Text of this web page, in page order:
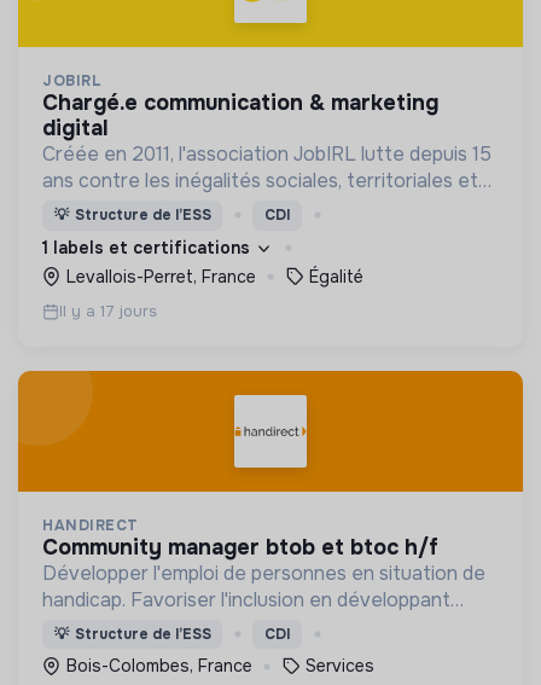
JOBIRL
chargé.e communication & marketing
digital
Créée en 2011, l'association JobIRL lutte depuis 15
ans contre les inégalités sociales, territoriales et
de genre dans l’orientation et l’insertion
professionnelle.
💡 Structure de l’ESS CDI
1 labels et certifications
Levallois-Perret, France
Égalité
Il y a 17 jours
HANDIRECT
community manager btob et btoc h/f
Développer l'emploi de personnes en situation de
handicap. Favoriser l'inclusion en développant
l'employabilité
💡 Structure de l’ESS CDI
Bois-Colombes, France Services